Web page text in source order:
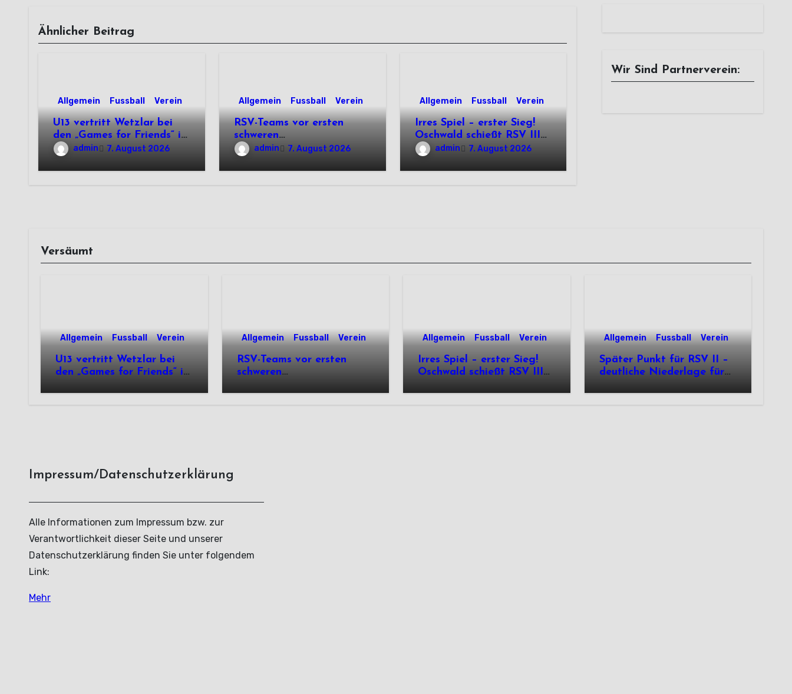
Ähnlicher Beitrag
Allgemein Fussball Verein
U13 vertritt Wetzlar bei
den „Games for Friends“ in
Tschechien
admin 7. August 2026
Allgemein Fussball Verein
RSV-Teams vor ersten
schweren
Auswärtsprüfungen der
Saison
admin 7. August 2026
Allgemein Fussball Verein
Irres Spiel – erster Sieg!
Oschwald schießt RSV III
mit Viererpack zu
Premiere
admin 7. August 2026
Wir Sind Partnerverein:
Versäumt
Allgemein Fussball Verein
U13 vertritt Wetzlar bei
den „Games for Friends“ in
Allgemein Fussball Verein
RSV-Teams vor ersten
schweren
Saison
Allgemein Fussball Verein
Irres Spiel – erster Sieg!
Oschwald schießt RSV III
Premiere
Allgemein Fussball Verein
Später Punkt für RSV II –
deutliche Niederlage für
Impressum/Datenschutzerklärung
Alle Informationen zum Impressum bzw. zur
Verantwortlichkeit dieser Seite und unserer
Datenschutzerklärung finden Sie unter folgendem
Link:
Mehr